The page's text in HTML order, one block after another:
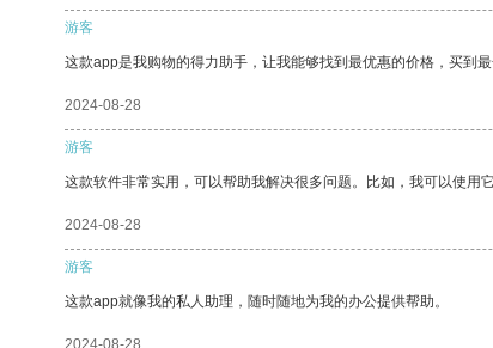
游客
这款app是我购物的得力助手，让我能够找到最优惠的价格，买到最
2024-08-28
游客
这款软件非常实用，可以帮助我解决很多问题。比如，我可以使用
2024-08-28
游客
这款app就像我的私人助理，随时随地为我的办公提供帮助。
2024-08-28